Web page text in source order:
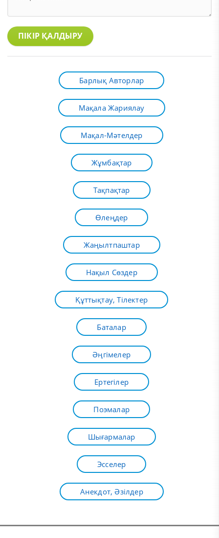
ПІКІР ҚАЛДЫРУ
Барлық Авторлар
Мақала Жариялау
Мақал-Мәтелдер
Жұмбақтар
Тақпақтар
Өлеңдер
Жаңылтпаштар
Нақыл Сөздер
Құттықтау, Тілектер
Баталар
Әңгімелер
Ертегілер
Поэмалар
Шығармалар
Эсселер
Анекдот, Әзілдер